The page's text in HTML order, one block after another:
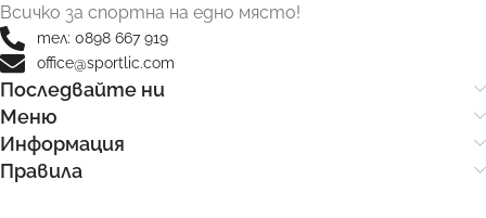
Всичко за спортна на едно място!
тел: 0898 667 919
office@sportlic.com
Последвайте ни
Меню
Информация
Правила